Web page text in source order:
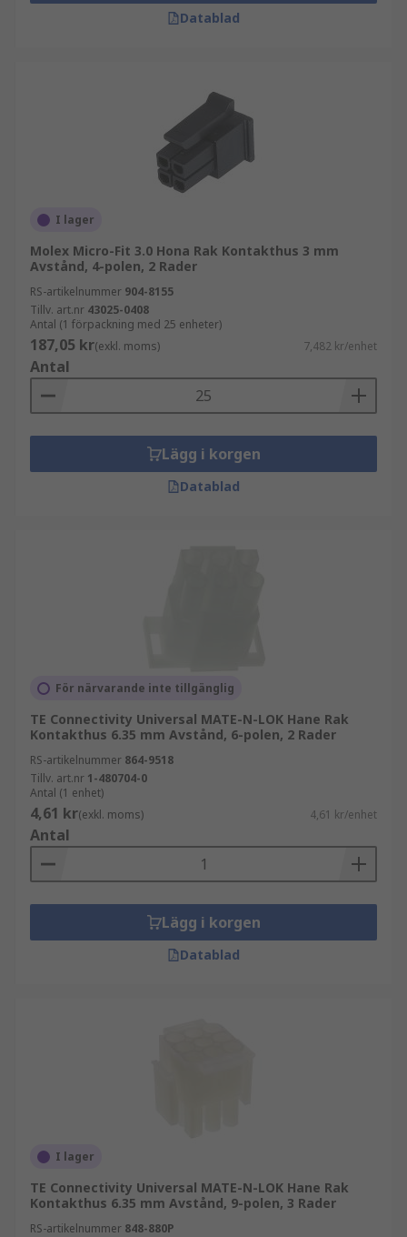
Datablad
I lager
Molex Micro-Fit 3.0 Hona Rak Kontakthus 3 mm
Avstånd, 4-polen, 2 Rader
RS-artikelnummer 904-8155
Tillv. art.nr 43025-0408
Antal (1 förpackning med 25 enheter)
187,05 kr(exkl. moms) 7,482 kr/enhet
Antal
Lägg i korgen
Datablad
För närvarande inte tillgänglig
TE Connectivity Universal MATE-N-LOK Hane Rak
Kontakthus 6.35 mm Avstånd, 6-polen, 2 Rader
RS-artikelnummer 864-9518
Tillv. art.nr 1-480704-0
Antal (1 enhet)
4,61 kr(exkl. moms) 4,61 kr/enhet
Antal
Lägg i korgen
Datablad
I lager
TE Connectivity Universal MATE-N-LOK Hane Rak
Kontakthus 6.35 mm Avstånd, 9-polen, 3 Rader
RS-artikelnummer 848-880P